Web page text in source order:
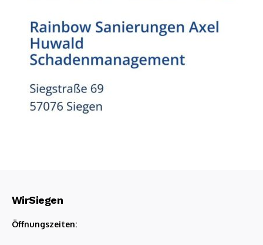
WirSiegen
Öffnungszeiten: